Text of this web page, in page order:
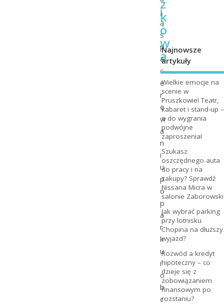
z
k
o
w
a
j
ą
s
p
a
c
e
r
o
w
a
n
i
u
p
o
p
a
r
k
u
i
o
b
c
Najnowsze
artykuły
Wielkie emocje na
scenie w
Pruszkowie! Teatr,
kabaret i stand-up –
a do wygrania
podwójne
zaproszenia!
Szukasz
oszczędnego auta
do pracy i na
zakupy? Sprawdź
Nissana Micra w
salonie Zaborowski
Jak wybrać parking
przy lotnisku
Chopina na dłuższy
wyjazd?
Rozwód a kredyt
hipoteczny – co
dzieje się z
zobowiązaniem
finansowym po
rozstaniu?